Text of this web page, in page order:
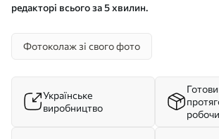
редакторі всього за 5 хвилин.
Фотоколаж зі свого фото
Українське
виробництво